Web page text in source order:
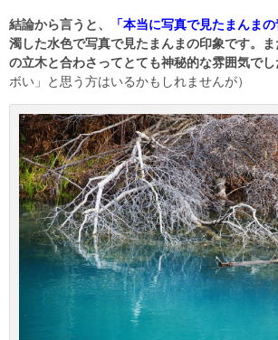
結論から言うと、 「本当に写真で見たまんまの
濁した水色で写真で見たまんまの印象です。
の立木と合わさってとても神秘的な雰囲気でし
ボい」と思う方はいるかもしれませんが）